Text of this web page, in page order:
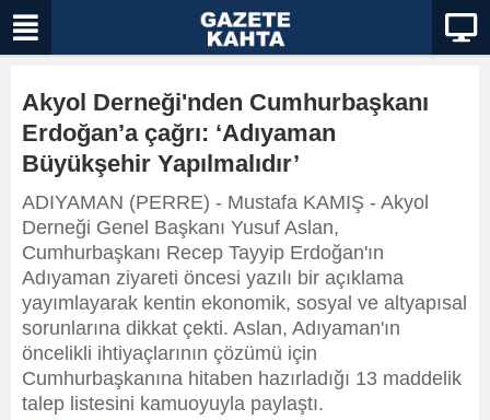
Akyol Derneği'nden Cumhurbaşkanı
Erdoğan’a çağrı: ‘Adıyaman
Büyükşehir Yapılmalıdır’
ADIYAMAN (PERRE) - Mustafa KAMIŞ - Akyol
Derneği Genel Başkanı Yusuf Aslan,
Cumhurbaşkanı Recep Tayyip Erdoğan'ın
Adıyaman ziyareti öncesi yazılı bir açıklama
yayımlayarak kentin ekonomik, sosyal ve altyapısal
sorunlarına dikkat çekti. Aslan, Adıyaman'ın
öncelikli ihtiyaçlarının çözümü için
Cumhurbaşkanına hitaben hazırladığı 13 maddelik
talep listesini kamuoyuyla paylaştı.